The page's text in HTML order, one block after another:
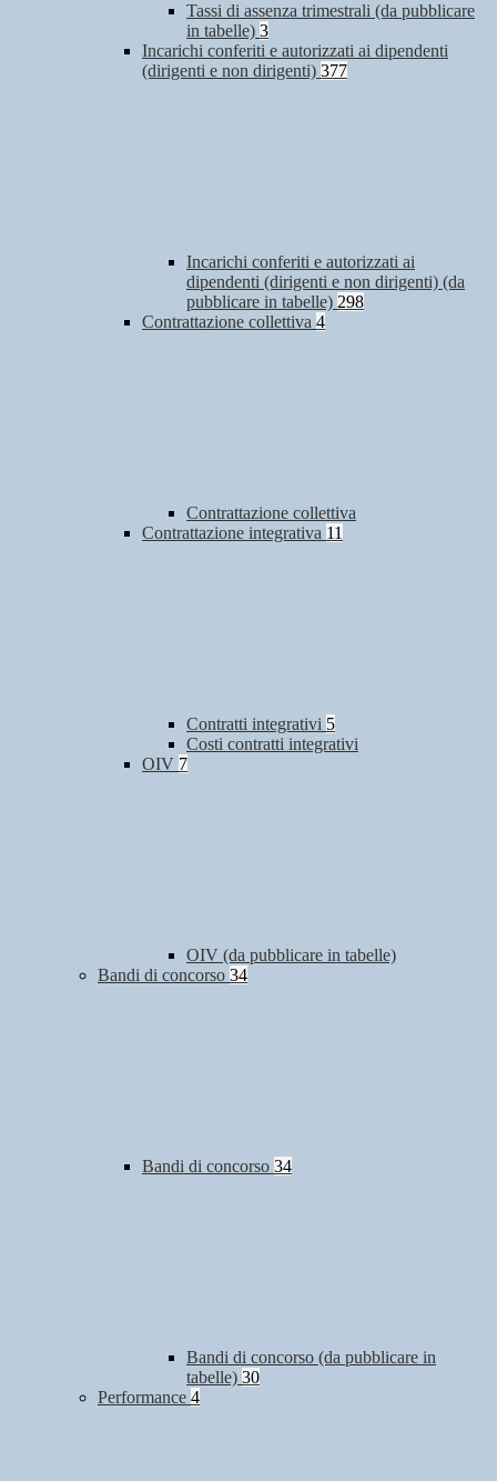
Tassi di assenza trimestrali (da pubblicare
in tabelle) 3
Incarichi conferiti e autorizzati ai dipendenti
(dirigenti e non dirigenti) 377
Incarichi conferiti e autorizzati ai
dipendenti (dirigenti e non dirigenti) (da
pubblicare in tabelle) 298
Contrattazione collettiva 4
Contrattazione collettiva
Contrattazione integrativa 11
Contratti integrativi 5
Costi contratti integrativi
OIV 7
OIV (da pubblicare in tabelle)
Bandi di concorso 34
Bandi di concorso 34
Bandi di concorso (da pubblicare in
tabelle) 30
Performance 4